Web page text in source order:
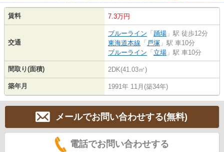
賃料 7.3万円
交通
ブルーライン 「 踊場 」駅 徒歩12分
東海道本線 「 戸塚 」駅 車10分
ブルーライン 「 立場 」駅 車10分
間取り(面積) 2DK(41.03㎡)
築年月 1991年 11月(築34年)
メールでお問い合わせする(無料)
電話でお問い合わせする